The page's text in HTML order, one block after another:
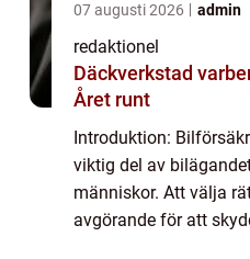
07 augusti 2026 admin
redaktionel
Däckverkstad
Året runt
Introduktion:
viktig del av
människor. Att välja
avgörande för att